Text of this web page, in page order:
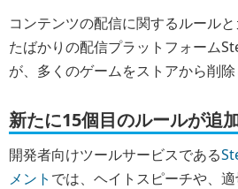
コンテンツの配信に関するルール
たばかりの配信プラットフォーム
が、多くのゲームをストアから削除
新たに15個目のルールが追
開発者向けツールサービスである
メント では、ヘイトスピーチや、